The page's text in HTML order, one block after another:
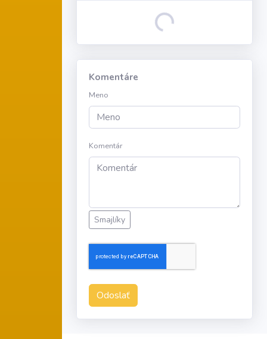
Loading...
Komentáre
Meno
Komentár
Smajlíky
Odoslať